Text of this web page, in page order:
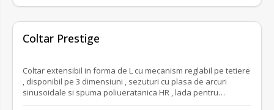
Coltar Prestige
Coltar extensibil in forma de L cu mecanism reglabil pe tetiere
, disponibil pe 3 dimensiuni , sezuturi cu plasa de arcuri
sinusoidale si spuma poliueratanica HR , lada pentru